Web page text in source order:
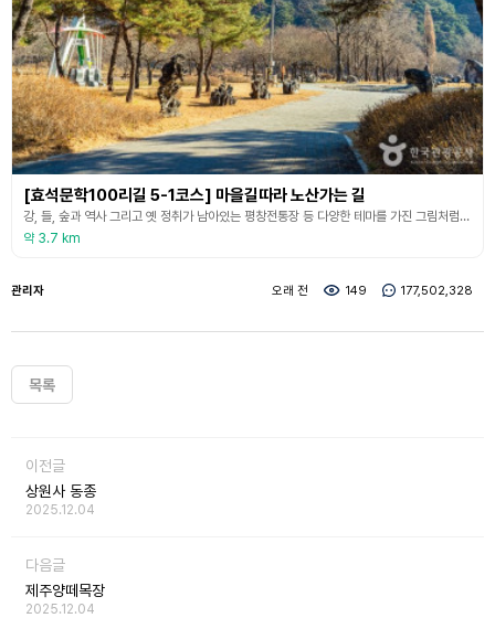
[효석문학100리길 5-1코스] 마을길따라 노산가는 길
강, 들, 숲과 역사 그리고 옛 정취가 남아있는 평창전통장 등 다양한 테마를 가진 그림처럼 아름다운 평창의 이야기가 펼쳐지는 구간이다. 숲길을 따라 작은 고개를 넘고 마을길을 걸으며 시골의 정취를 느끼고 평창강과 기암절벽, 임진왜란 때 격전지였던 노산성을 둘러보고 평창강변에 위치한 평창바위공원에 이르는 길이다. 수석바위 테마공원인 평창바위공원을 둘러보고 장암산이 병풍처럼 펼쳐진 평창강을 따라 걸으며 강변의 정취를 즐기고 숲길을 따라 산림욕을 즐기면서 평
약 3.7 km
관리자 오래 전 149 177,502,328
목록
이전글
상원사 동종
2025.12.04
다음글
제주양떼목장
2025.12.04